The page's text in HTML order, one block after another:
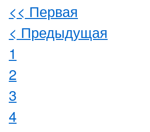
<< Первая
< Предыдущая
1
2
3
4